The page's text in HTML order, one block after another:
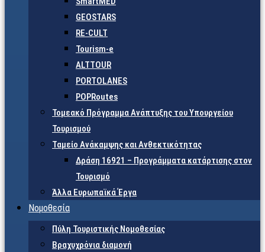
GEOSTARS
RE-CULT
Tourism-e
ALTTOUR
PORTOLANES
POPRoutes
Τομεακό Πρόγραμμα Ανάπτυξης του Υπουργείου
Τουρισμού
Ταμείο Ανάκαμψης και Ανθεκτικότητας
Δράση 16921 – Προγράμματα κατάρτισης στον
Τουρισμό
Άλλα Ευρωπαϊκά Έργα
Νομοθεσία
Πύλη Τουριστικής Νομοθεσίας
Βραχυχρόνια διαμονή